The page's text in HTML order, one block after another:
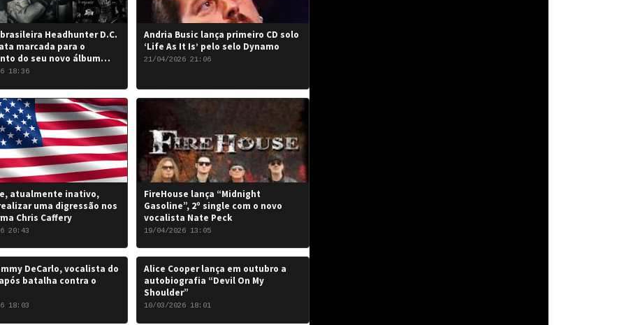
Headhunter D.C.
marcada para o
do seu novo álbum
Damned…”: 6 de junho
18:36
Andria Busic lança primeiro CD solo
‘Life As It Is’ pelo selo Dynamo
21/04/2026 21:06
atualmente inativo,
uma digressão nos
Chris Caffery
20:43
FireHouse lança “Midnight
Gasoline”, 2º single com o novo
vocalista Nate Peck
19/04/2026 13:05
DeCarlo, vocalista do
batalha contra o
18:03
Alice Cooper lança em outubro a
autobiografia “Devil On My
Shoulder”
10/03/2026 18:01